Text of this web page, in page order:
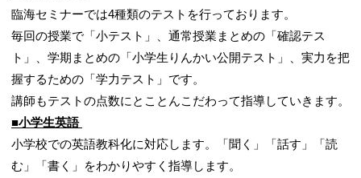
臨海セミナーでは4種類のテストを行っております。
毎回の授業で「小テスト」、通常授業まとめの「確認テス
ト」、学期まとめの「小学生りんかい公開テスト」、実力を把
握するための「学力テスト」です。
講師もテストの点数にとことんこだわって指導していきます。
■小学生英語
小学校での英語教科化に対応します。「聞く」「話す」「読
む」「書く」をわかりやすく指導します。